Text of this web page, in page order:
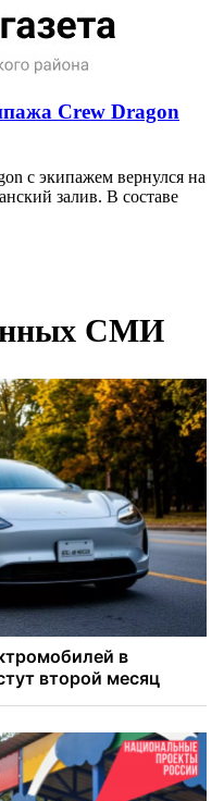
Crew Dragon
с экипажем вернулся на
залив. В составе